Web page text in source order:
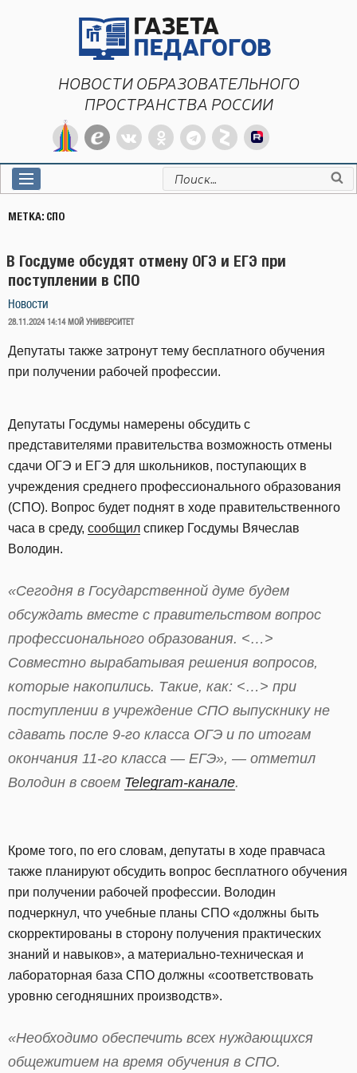
НОВОСТИ ОБРАЗОВАТЕЛЬНОГО
ПРОСТРАНСТВА РОССИИ
Искать:
МЕТКА: СПО
В Госдуме обсудят отмену ОГЭ и ЕГЭ при
поступлении в СПО
Новости
ОПУБЛИКОВАНО
28.11.2024 14:14 МОЙ УНИВЕРСИТЕТ
Депутаты также затронут тему бесплатного обучения
при получении рабочей профессии.
Депутаты Госдумы намерены обсудить с
представителями правительства возможность отмены
сдачи ОГЭ и ЕГЭ для школьников, поступающих в
учреждения среднего профессионального образования
(СПО). Вопрос будет поднят в ходе правительственного
часа в среду, сообщил спикер Госдумы Вячеслав
Володин.
«Сегодня в Государственной думе будем
обсуждать вместе с правительством вопрос
профессионального образования. <…>
Совместно вырабатывая решения вопросов,
которые накопились. Такие, как: <…> при
поступлении в учреждение СПО выпускнику не
сдавать после 9-го класса ОГЭ и по итогам
окончания 11-го класса — ЕГЭ», — отметил
Володин в своем Telegram-канале.
Кроме того, по его словам, депутаты в ходе правчаса
также планируют обсудить вопрос бесплатного обучения
при получении рабочей профессии. Володин
подчеркнул, что учебные планы СПО «должны быть
скорректированы в сторону получения практических
знаний и навыков», а материально-техническая и
лабораторная база СПО должны «соответствовать
уровню сегодняшних производств».
«Необходимо обеспечить всех нуждающихся
общежитием на время обучения в СПО.